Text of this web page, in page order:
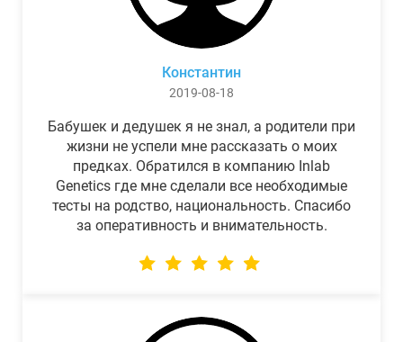
Константин
2019-08-18
Бабушек и дедушек я не знал, а родители при
жизни не успели мне рассказать о моих
предках. Обратился в компанию Inlab
Genetics где мне сделали все необходимые
тесты на родство, национальность. Спасибо
за оперативность и внимательность.